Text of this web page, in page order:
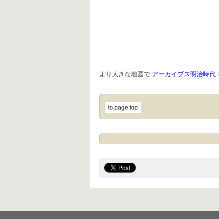
より大きな地図で アーカイブス明治時代
to page top